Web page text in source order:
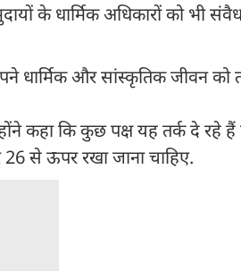
के धार्मिक अधिकारों को भी
धार्मिक और सांस्कृतिक जीवन
कहा कि कुछ पक्ष यह तर्क दे रहे हैं
से ऊपर रखा जाना चाहिए.